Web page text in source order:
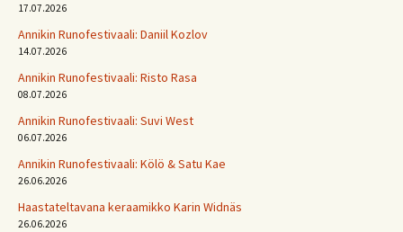
17.07.2026
Annikin Runofestivaali: Daniil Kozlov
14.07.2026
Annikin Runofestivaali: Risto Rasa
08.07.2026
Annikin Runofestivaali: Suvi West
06.07.2026
Annikin Runofestivaali: Kölö & Satu Kae
26.06.2026
Haastateltavana keraamikko Karin Widnäs
26.06.2026